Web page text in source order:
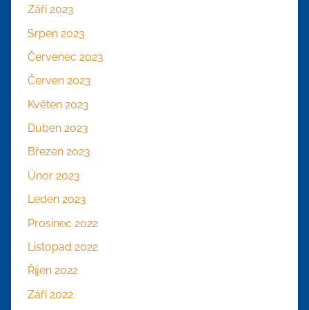
Září 2023
Srpen 2023
Červenec 2023
Červen 2023
Květen 2023
Duben 2023
Březen 2023
Únor 2023
Leden 2023
Prosinec 2022
Listopad 2022
Říjen 2022
Září 2022